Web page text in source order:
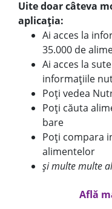
Uite doar câteva
aplicația:
Ai acces la
35.000 de
Ai acces la
informațiile
Poți vedea
Poți căuta
bare
Poți compara
alimentelor
și multe multe
Află